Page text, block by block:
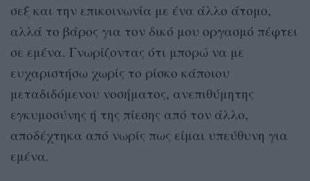
σεξ και την επικοινωνία με ένα άλλο άτομο,
αλλά το βάρος για τον δικό μου οργασμό πέφτει
σε εμένα. Γνωρίζοντας ότι μπορώ να με
ευχαριστήσω χωρίς το ρίσκο κάποιου
μεταδιδόμενου νοσήματος, ανεπιθύμητης
εγκυμοσύνης ή της πίεσης από τον άλλο,
αποδέχτηκα από νωρίς πως είμαι υπεύθυνη για
εμένα.